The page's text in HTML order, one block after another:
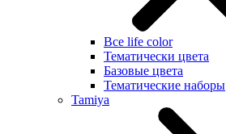
Все life color
Тематически цвета
Базовые цвета
Тематические наборы
Tamiya